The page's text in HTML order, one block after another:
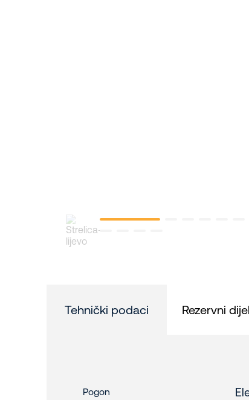
Tehnički podaci Rezervni
Pogon